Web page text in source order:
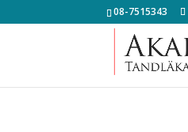
08-7515343